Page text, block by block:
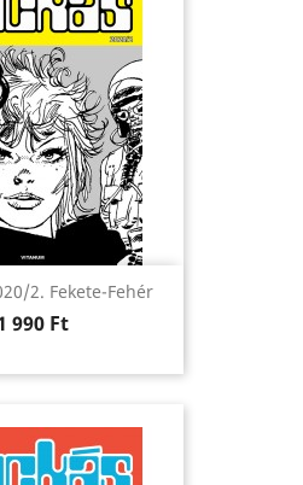
2. Fekete-Fehér
990 Ft